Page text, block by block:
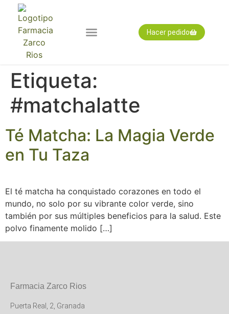
Hacer pedido
Etiqueta:
#matchalatte
Té Matcha: La Magia Verde
en Tu Taza
El té matcha ha conquistado corazones en todo el
mundo, no solo por su vibrante color verde, sino
también por sus múltiples beneficios para la salud. Este
polvo finamente molido […]
Farmacia Zarco Rios
Puerta Real, 2, Granada